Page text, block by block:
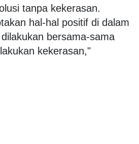
tanpa kekerasan.
hal-hal positif di dalam
bersama-sama
kekerasan,"